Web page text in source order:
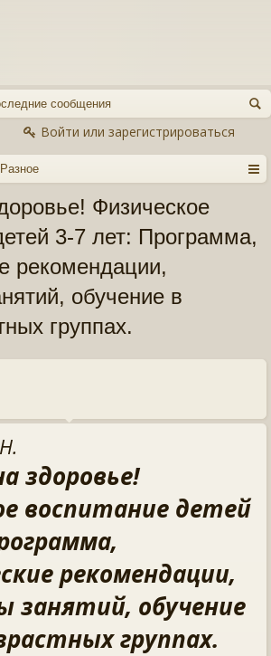
сообщения
Войти или зарегистрироваться
Разное
Физическое
3-7 лет: Программа,
рекомендации,
обучение в
группах.
здоровье!
воспитание детей
рекомендации,
занятий, обучение
группах.